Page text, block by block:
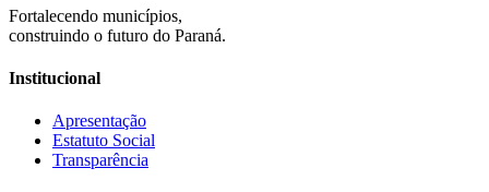
Fortalecendo municípios,
construindo o futuro do Paraná.
Institucional
Apresentação
Estatuto Social
Transparência